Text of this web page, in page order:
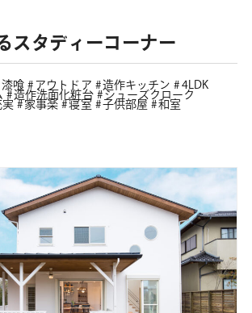
スタディーコーナー
漆喰 アウトドア 造作キッチン
4LDK
造作洗面化粧台
シューズクローク
実 家事楽 寝室 子供部屋 和室